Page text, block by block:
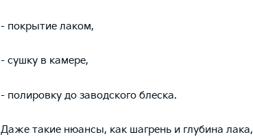
- покрытие лаком,
- сушку в камере,
- полировку до заводского блеска.
Даже такие нюансы, как шагрень и глубина